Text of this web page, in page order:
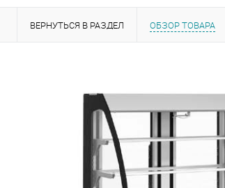
ВЕРНУТЬСЯ В РАЗДЕЛ ОБЗОР ТОВАРА